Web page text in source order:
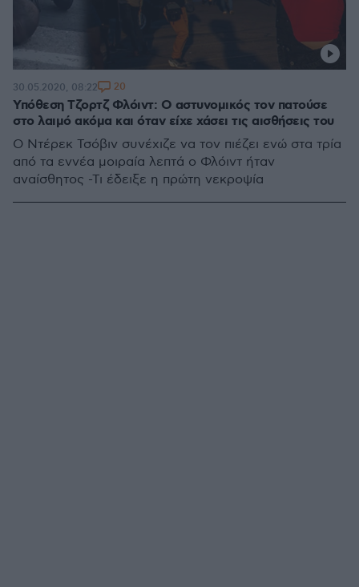
Υπόθεση Τζορτζ Φλόιντ: Ο αστυνομικός τον πατούσε
στο λαιμό ακόμα και όταν είχε χάσει τις αισθήσεις του
Ο Ντέρεκ Τσόβιν συνέχιζε να τον πιέζει ενώ στα τρία
από τα εννέα μοιραία λεπτά ο Φλόιντ ήταν
αναίσθητος -Τι έδειξε η πρώτη νεκροψία
30.05.2020, 08:22 20